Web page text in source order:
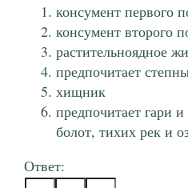
консумент первого
консумент второго
растительноядное
предпочитает
хищник
предпочитает гари
болот, тихих рек и
Ответ: